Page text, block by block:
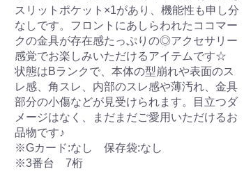
スリットポケット×1があり、機能性も申し分
なしです。フロントにあしらわれたココマー
クの金具が存在感たっぷりの◎アクセサリー
感覚でお楽しみいただけるアイテムです☆
状態はBランクで、本体の型崩れや表面のス
レ感、角スレ、内部のスレ感や薄汚れ、金具
部分の小傷などが見受けられます。目立つダ
メージはなく、まだまだご愛用いただけるお
品物です♪
※Gカード:なし 保存袋:なし
※3番台 7桁